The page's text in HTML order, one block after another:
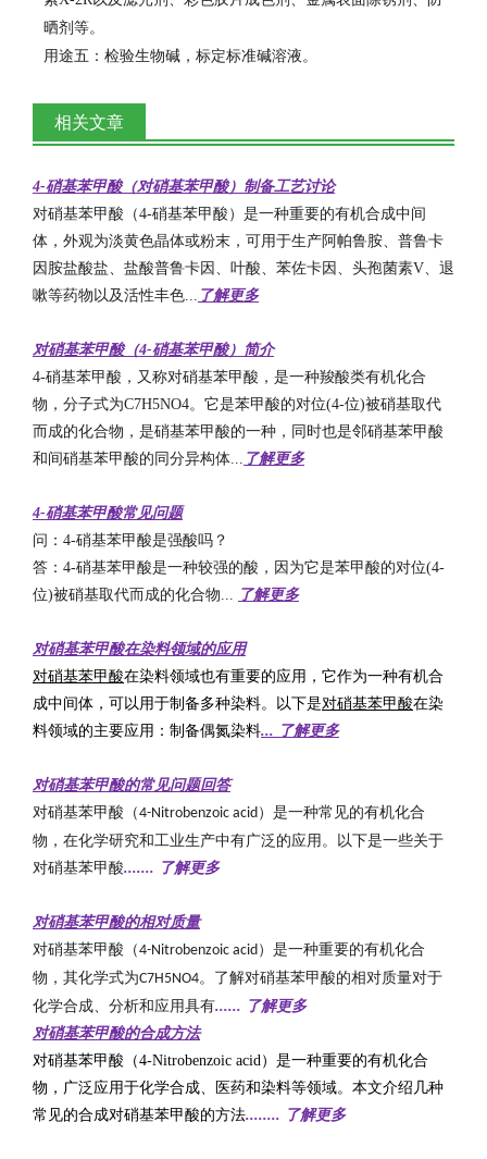
晒剂等。
用途五：检验生物碱，标定标准碱溶液。
相关文章
4-硝基苯甲酸（对硝基苯甲酸）制备工艺讨论
对硝基苯甲酸（4-硝基苯甲酸）是一种重要的有机合成中间
体，外观为淡黄色晶体或粉末，可用于生产阿帕鲁胺、普鲁卡
因胺盐酸盐、盐酸普鲁卡因、叶酸、苯佐卡因、头孢菌素V、退
嗽等药物以及活性丰色... 了解更多
对硝基苯甲酸（4-硝基苯甲酸）简介
4-硝基苯甲酸，又称对硝基苯甲酸，是一种羧酸类有机化合
物，分子式为C7H5NO4。它是苯甲酸的对位(4-位)被硝基取代
而成的化合物，是硝基苯甲酸的一种，同时也是邻硝基苯甲酸
和间硝基苯甲酸的同分异构体... 了解更多
4-硝基苯甲酸常见问题
问：4-硝基苯甲酸是强酸吗？
答：4-硝基苯甲酸是一种较强的酸，因为它是苯甲酸的对位(4-
位)被硝基取代而成的化合物... 了解更多
对硝基苯甲酸在染料领域的应用
对硝基苯甲酸在染料领域也有重要的应用，它作为一种有机合
成中间体，可以用于制备多种染料。以下是对硝基苯甲酸在染
料领域的主要应用：制备偶氮染料... 了解更多
对硝基苯甲酸的常见问题回答
对硝基苯甲酸（4-Nitrobenzoic acid）是一种常见的有机化合
物，在化学研究和工业生产中有广泛的应用。以下是一些关于
对硝基苯甲酸....... 了解更多
对硝基苯甲酸的相对质量
对硝基苯甲酸（4-Nitrobenzoic acid）是一种重要的有机化合
物，其化学式为C7H5NO4。了解对硝基苯甲酸的相对质量对于
化学合成、分析和应用具有...... 了解更多
对硝基苯甲酸的合成方法
对硝基苯甲酸（4-Nitrobenzoic acid）是一种重要的有机化合
物，广泛应用于化学合成、医药和染料等领域。本文介绍几种
常见的合成对硝基苯甲酸的方法........ 了解更多